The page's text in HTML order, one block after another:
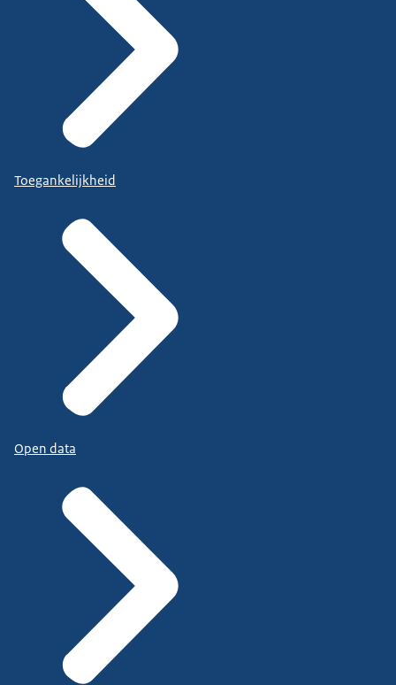
Toegankelijkheid
Open data